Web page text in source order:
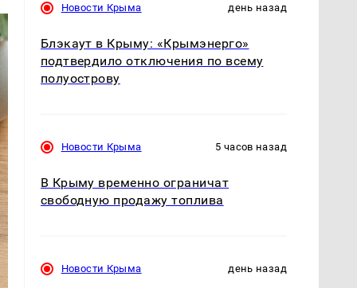
Новости Крыма день назад
Блэкаут в Крыму: «Крымэнерго»
подтвердило отключения по всему
полуострову
Новости Крыма 5 часов назад
В Крыму временно ограничат
свободную продажу топлива
Новости Крыма день назад